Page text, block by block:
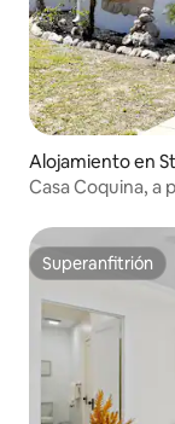
Alojamiento en
Casa Coquina, a
Superanfitrión
Superanfitrión